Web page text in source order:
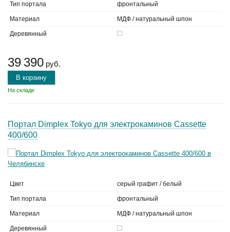
Тип портала фронтальный
Материал МДФ / натуральный шпон
Деревянный
39 390 руб.
В корзину
На складе
Портал Dimplex Tokyo для электрокаминов Cassette
400/600
Цвет серый графит / белый
Тип портала фронтальный
Материал МДФ / натуральный шпон
Деревянный